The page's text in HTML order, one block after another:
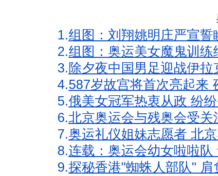
1.组图：刘翔姚明庄严宣
2.组图：奥运美女魔鬼训
3. 除夕夜中国男足迎战伊
4.587岁故宫将首次亮起来
5.俄美女冠军热衷从政 纷
6.北京奥运会与残奥会受
7.奥运礼仪姐妹志愿者 北
8.连载：奥运会幼女啦啦
9.探秘香港"蜘蛛人部队"